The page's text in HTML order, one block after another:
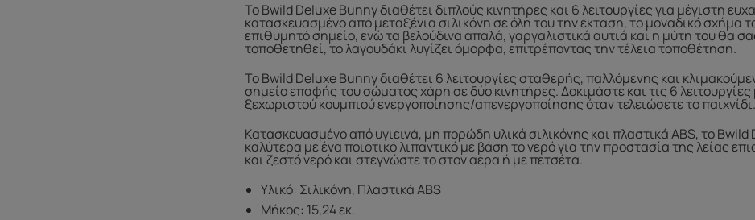
Το Bwild Deluxe Bunny διαθέτει διπλούς κινητήρες και 6 λειτουργίες για μέγιστη
κατασκευασμένο από μεταξένια σιλικόνη σε όλη του την έκταση, το μοναδικό σχήμα
επιθυμητό σημείο, ενώ τα βελούδινα απαλά, γαργαλιστικά αυτιά και η μύτη του θα
τοποθετηθεί, το λαγουδάκι λυγίζει όμορφα, επιτρέποντας την τέλεια τοποθέτηση.
Το Bwild Deluxe Bunny διαθέτει 6 λειτουργίες σταθερής, παλλόμενης και
σημείο επαφής του σώματος χάρη σε δύο κινητήρες. Δοκιμάστε και τις 6
ξεχωριστού κουμπιού ενεργοποίησης/απενεργοποίησης όταν τελειώσετε το παιχνίδι.
Κατασκευασμένο από υγιεινά, μη πορώδη υλικά σιλικόνης και πλαστικά ABS, το
καλύτερα με ένα ποιοτικό λιπαντικό με βάση το νερό για την προστασία της λείας
και ζεστό νερό και στεγνώστε το στον αέρα ή με πετσέτα.
Υλικό: Σιλικόνη, Πλαστικά ABS
Μήκος: 15,24 εκ.